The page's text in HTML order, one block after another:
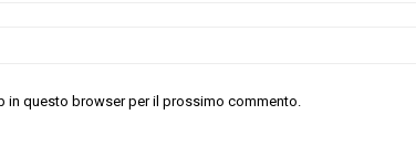
in questo browser per il prossimo commento.